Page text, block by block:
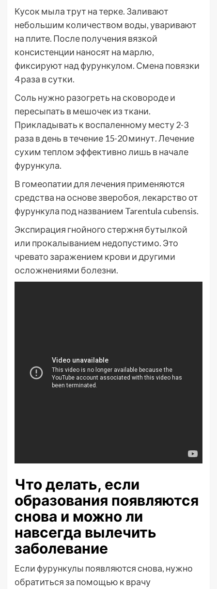
Кусок мыла трут на терке. Заливают
небольшим количеством воды, уваривают
на плите. После получения вязкой
консистенции наносят на марлю,
фиксируют над фурункулом. Смена повязки
4 раза в сутки.
Соль нужно разогреть на сковороде и
пересыпать в мешочек из ткани.
Прикладывать к воспаленному месту 2-3
раза в день в течение 15-20 минут. Лечение
сухим теплом эффективно лишь в начале
фурункула.
В гомеопатии для лечения применяются
средства на основе зверобоя, лекарство от
фурункула под названием Tarentula cubensis.
Экспирация гнойного стержня бутылкой
или прокалыванием недопустимо. Это
чревато заражением крови и другими
осложнениями болезни.
Что делать, если
образования появляются
снова и можно ли
навсегда вылечить
заболевание
Если фурункулы появляются снова, нужно
обратиться за помощью к врачу